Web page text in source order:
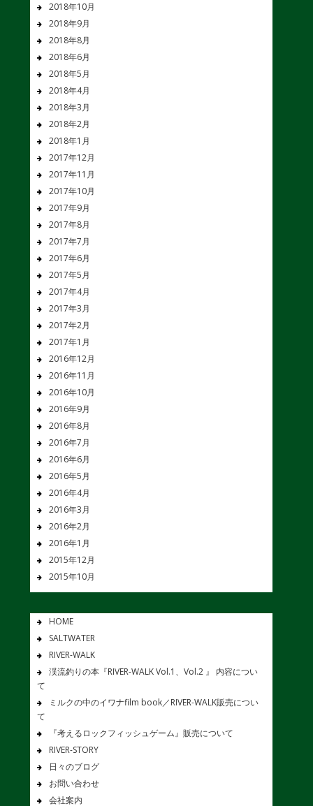
2018年10月
2018年9月
2018年8月
2018年6月
2018年5月
2018年4月
2018年3月
2018年2月
2018年1月
2017年12月
2017年11月
2017年10月
2017年9月
2017年8月
2017年7月
2017年6月
2017年5月
2017年4月
2017年3月
2017年2月
2017年1月
2016年12月
2016年11月
2016年10月
2016年9月
2016年8月
2016年7月
2016年6月
2016年5月
2016年4月
2016年3月
2016年2月
2016年1月
2015年12月
2015年10月
HOME
SALTWATER
RIVER-WALK
渓流釣りの本『RIVER-WALK Vol.1、Vol.2 』 内容につい
て
ミルクの中のイワナfilm book／RIVER-WALK販売につい
て
『考えるロックフィッシュゲーム』販売について
RIVER-STORY
日々のブログ
お問い合わせ
会社案内